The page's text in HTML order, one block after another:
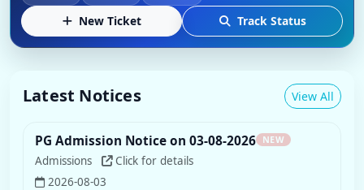
New Ticket Track Status
Latest Notices View All
PG Admission Notice on 03-08-2026 NEW
Admissions
Click for details
2026-08-03